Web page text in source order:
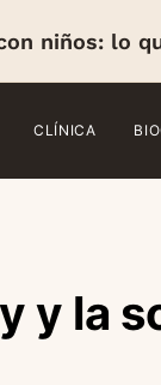
con niños: lo
CLÍNICA
y la